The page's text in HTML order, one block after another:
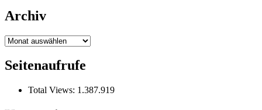
Archiv
Archiv
Seitenaufrufe
Total Views: 1.387.919